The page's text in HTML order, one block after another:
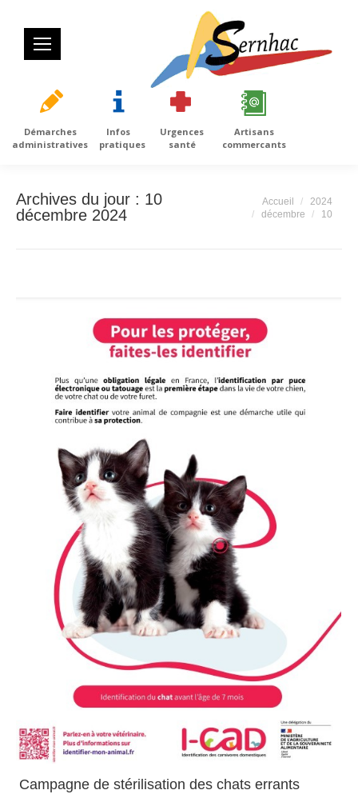
Démarches
administratives
Infos
pratiques
Urgences
santé
Artisans
commercants
Archives du jour : 10
décembre 2024
Vous êtes ici :
Accueil
2024
décembre
10
Campagne de stérilisation des chats errants